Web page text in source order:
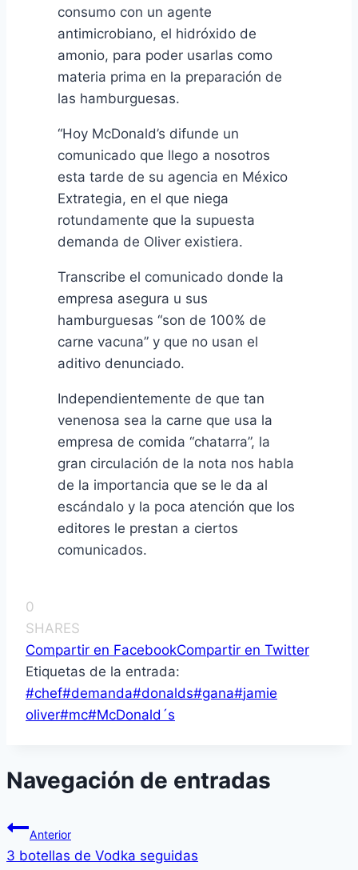
consumo con un agente
antimicrobiano, el hidróxido de
amonio, para poder usarlas como
materia prima en la preparación de
las hamburguesas.
“Hoy McDonald’s difunde un
comunicado que llego a nosotros
esta tarde de su agencia en México
Extrategia, en el que niega
rotundamente que la supuesta
demanda de Oliver existiera.
Transcribe el comunicado donde la
empresa asegura u sus
hamburguesas “son de 100% de
carne vacuna” y que no usan el
aditivo denunciado.
Independientemente de que tan
venenosa sea la carne que usa la
empresa de comida “chatarra”, la
gran circulación de la nota nos habla
de la importancia que se le da al
escándalo y la poca atención que los
editores le prestan a ciertos
comunicados.
0
SHARES
Compartir en FacebookCompartir en Twitter
Etiquetas de la entrada:
#chef#demanda#donalds#gana#jamie
oliver#mc#McDonald´s
Navegación de entradas
Anterior
3 botellas de Vodka seguidas